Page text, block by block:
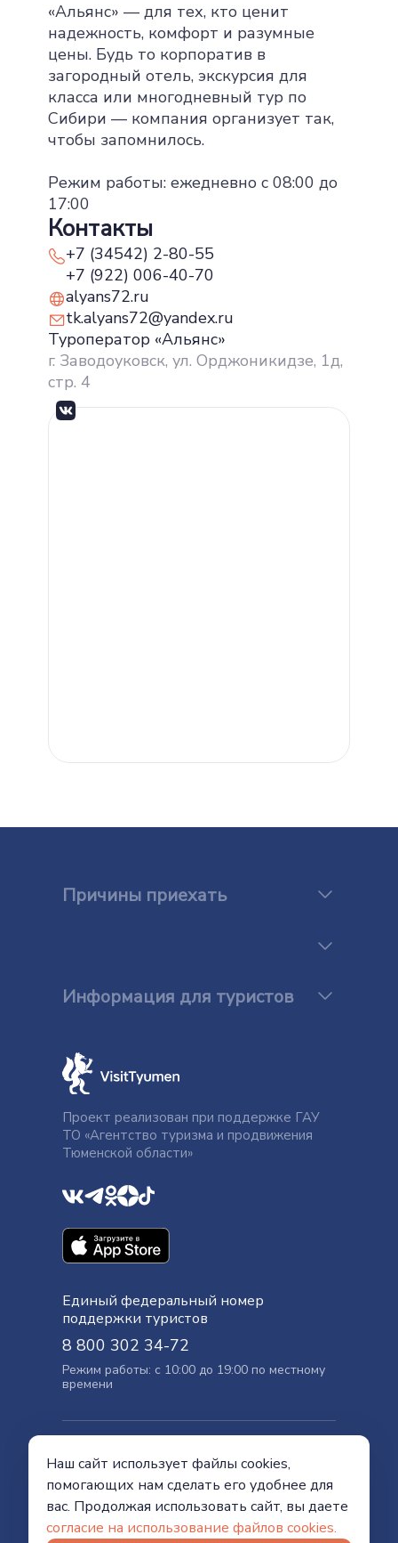
«Альянс» — для тех, кто ценит
надежность, комфорт и разумные
цены. Будь то корпоратив в
загородный отель, экскурсия для
класса или многодневный тур по
Сибири — компания организует так,
чтобы запомнилось.
Режим работы: ежедневно с 08:00 до
17:00
Контакты
+7 (34542) 2-80-55
+7 (922) 006-40-70
alyans72.ru
tk.alyans72@yandex.ru
Туроператор «Альянс»
г. Заводоуковск, ул. Орджоникидзе, 1д,
стр. 4
Причины приехать
Информация для туристов
Проект реализован при поддержке ГАУ
ТО «Агентство туризма и продвижения
Тюменской области»
Единый федеральный номер
поддержки туристов
8 800 302 34-72
Режим работы: с 10:00 до 19:00 по местному
времени
Правительства Тюменской области
Политика конфиденциальности
© Visit Tyumen, 2026
Наш сайт использует файлы cookies,
помогающих нам сделать его удобнее для
вас. Продолжая использовать сайт, вы даете
согласие на использование файлов cookies.